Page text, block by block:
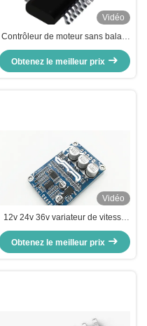
Vidéo
Contrôleur de moteur sans balais
3 phases IC, pilote de moteur
sans balais IC pour moteur sans
capteur
Obtenez le meilleur prix
Vidéo
12v 24v 36v variateur de vitesse
du moteur Régulateur de vitesse
du moteur sans balai pour moteur
sans capteur
Obtenez le meilleur prix